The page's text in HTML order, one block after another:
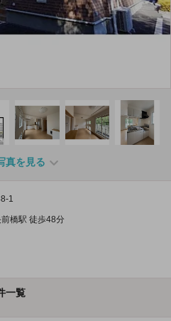
真を見る
前橋駅 徒歩48分
一覧